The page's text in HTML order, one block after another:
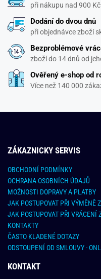
při nákupu nad 900 Kč
Dodání do dvou dnů
při objednávce zboží
Bezproblémové
zboží do 14 dnů od
Ověřený e-shop od
Více než 140 000
ZÁKAZNICKY SERVIS
OBCHODNÍ PODMÍNKY
OCHRANA OSOBNÍCH ÚDAJŮ
MOŽNOSTI DOPRAVY A PLATBY
JAK POSTUPOVAT PŘI VÝMĚNĚ
JAK POSTUPOVAT PŘI VRÁCENÍ
KONTAKTY
ČASTO KLADENÉ DOTAZY
ODSTOUPENÍ OD SMLOUVY -
KONTAKT